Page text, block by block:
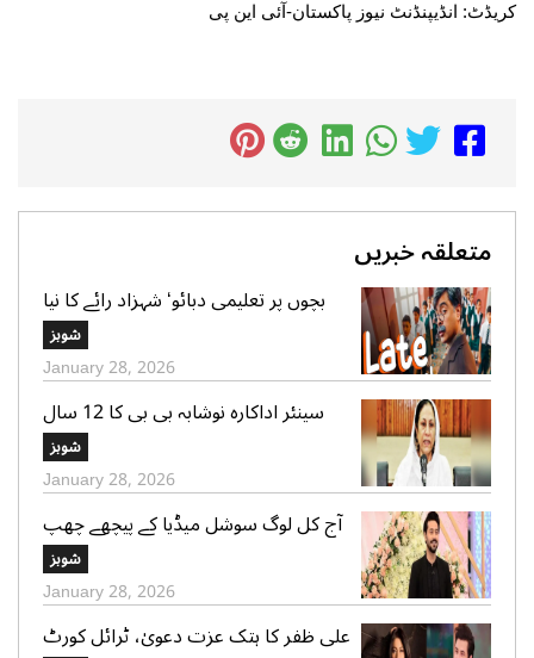
کریڈٹ: انڈیپنڈنٹ نیوز پاکستان-آئی این پی
متعلقہ خبریں
بچوں پر تعلیمی دبائو‘ شہزاد رائے کا نیا
گانا سوشل میڈیا پر وائرل
شوبز
January 28, 2026
سینئر اداکارہ نوشابہ بی بی کا 12 سال
کی عمر میں شادی ہونے کا اعتراف
شوبز
January 28, 2026
آج کل لوگ سوشل میڈیا کے پیچھے چھپ
کر ایک دوسرے پر کیچڑ اچھالتے ہیں‘ علی
عباس
شوبز
January 28, 2026
علی ظفر کا ہتک عزت دعویٰ، ٹرائل کورٹ